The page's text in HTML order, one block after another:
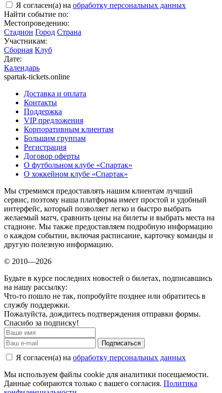
Я согласен(а) на обработку персональных данных
Найти событие по:
Местопроведению:
Стадион Город Страна
Участникам:
Сборная Клуб
Дате:
Календарь
spartak-tickets.online
Доставка и оплата
Контакты
Поддержка
VIP предложения
Корпоративным клиентам
Большим группам
Регистрация
Договор оферты
О футбольном клубе «Спартак»
О хоккейном клубе «Спартак»
Мы стремимся предоставлять нашим клиентам лучший
сервис, поэтому наша платформа имеет простой и удобный
интерфейс, который позволяет легко и быстро выбрать
желаемый матч, сравнить цены на билеты и выбрать места на
стадионе. Мы также предоставляем подробную информацию
о каждом событии, включая расписание, карточку команды и
другую полезную информацию.
© 2010—2026
Будьте в курсе последних новостей о билетах, подписавшись
на нашу рассылку:
Что-то пошло не так, попробуйте позднее или обратитесь в
службу поддержки.
Пожалуйста, дождитесь подтверждения отправки формы.
Спасибо за подписку!
Подписаться
Я согласен(а) на обработку персональных данных
Мы используем файлы cookie для аналитики посещаемости.
Данные собираются только с вашего согласия. Политика